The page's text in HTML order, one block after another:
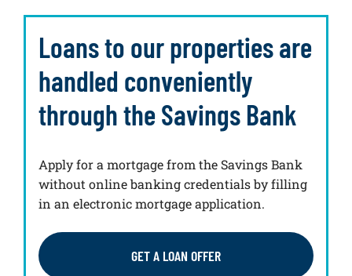
Loans to our properties are
handled conveniently
through the Savings Bank
Apply for a mortgage from the Savings Bank
without online banking credentials by filling
in an electronic mortgage application.
GET A LOAN OFFER